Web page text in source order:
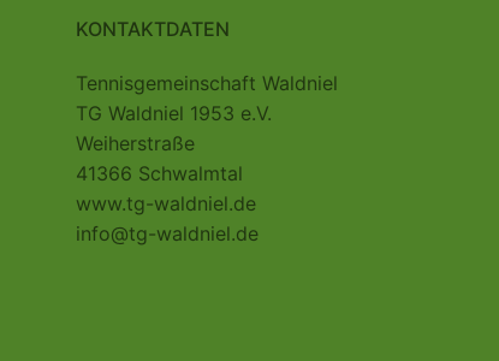
KONTAKTDATEN
Tennisgemeinschaft Waldniel
TG Waldniel 1953 e.V.
Weiherstraße
41366 Schwalmtal
www.tg-waldniel.de
info@tg-waldniel.de